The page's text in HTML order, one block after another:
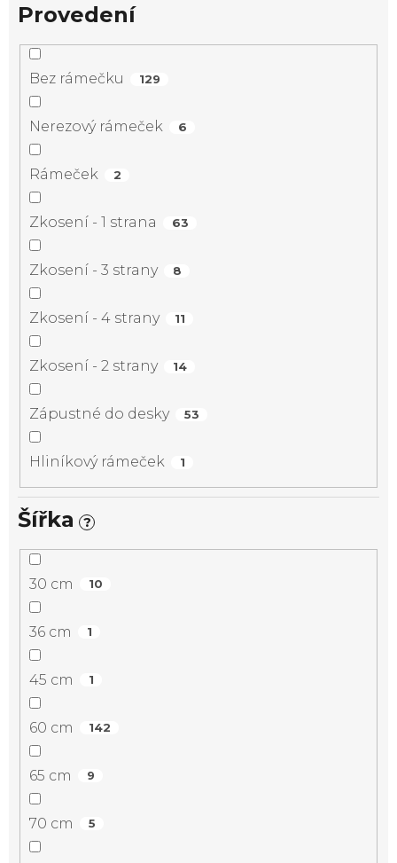
Provedení
Bez rámečku 129
Nerezový rámeček 6
Rámeček 2
Zkosení - 1 strana 63
Zkosení - 3 strany 8
Zkosení - 4 strany 11
Zkosení - 2 strany 14
Zápustné do desky 53
Hliníkový rámeček 1
Šířka ?
30 cm 10
36 cm 1
45 cm 1
60 cm 142
65 cm 9
70 cm 5